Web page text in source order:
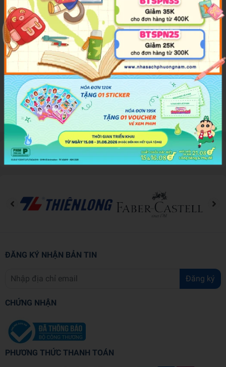
however, the crew discovers that their greatest mystery – and most
dangerous threat – is an unexpected force aboard the ship wielding
a thirst for blood and terror…Also included are five additional
classic George R.R. Martin tales of science fiction that explore the
breadth of technology and the dark corners of the human mind.
Đánh giá sản phẩm
ĐĂNG KÝ NHẬN BẢN TIN
Đăng ký
CHỨNG NHẬN
PHƯƠNG THỨC THANH TOÁN